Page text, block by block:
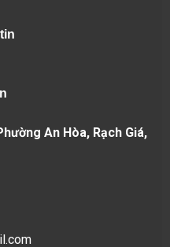
An Hòa, Rạch Giá,